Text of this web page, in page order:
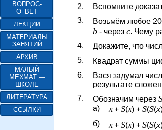
ВОПРОС-
ОТВЕТ
ЛЕКЦИИ
МАТЕРИАЛЫ
ЗАНЯТИЙ
АРХИВ
МАЛЫЙ
МЕХМАТ —
ШКОЛЕ
ЛИТЕРАТУРА
ССЫЛКИ
2.
Вспомните
3.
Возьмём любое
b - через c. Чему
4.
Докажите, что
5.
Квадрат суммы
6.
Вася задумал
результате
7.
Обозначим через S
а)
x + S(x) + S(S(x
б)
x + S(x) + S(S(x